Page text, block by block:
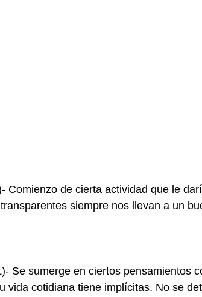
Comienzo de cierta actividad que le
siempre nos llevan a un
Se sumerge en ciertos pensamientos
vida cotidiana tiene implícitas. No se